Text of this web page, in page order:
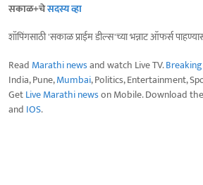
सकाळ+चेसदस्य व्हा
शॉपिंगसाठी 'सकाळ प्राईम डील्स'च्या भन्नाट ऑफर्स
Read Marathi newsand watch Live TV.
India, Pune,Mumbai, Politics, Entertainment,
GetLive Marathi newson Mobile. Download
and IOS.